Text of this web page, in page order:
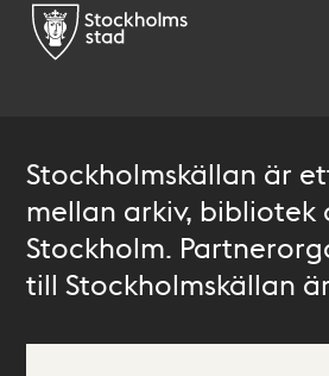
Stockholmskällan är
mellan arkiv, bibliotek
Stockholm.
till Stockholmskällan